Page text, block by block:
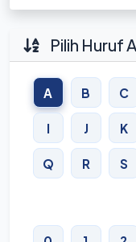
Pilih Huruf
A B C
I J K
Q R S